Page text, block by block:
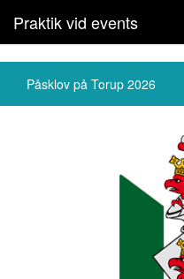
Praktik vid events
Påsklov på Torup 2026